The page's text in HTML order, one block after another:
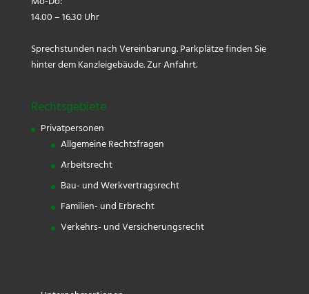
14.00 – 16.30 Uhr
Sprechstunden nach Vereinbarung. Parkplätze finden Sie
hinter dem Kanzleigebäude.Zur Anfahrt.
Rechtsgebiete
Privatpersonen
Allgemeine Rechtsfragen
Arbeitsrecht
Bau- und Werkvertragsrecht
Familien- und Erbrecht
Verkehrs- und Versicherungsrecht